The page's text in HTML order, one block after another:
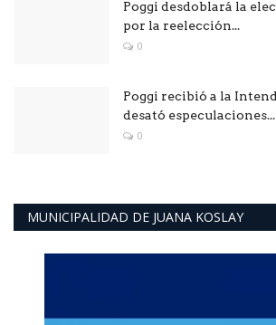
Poggi desdoblará la
por la reelección...
0
Poggi recibió a la
desató especulaciones...
0
MUNICIPALIDAD DE JUANA KOSLAY